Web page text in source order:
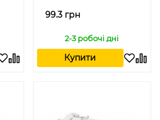
99.3 грн
2-3 робочі дні
Купити